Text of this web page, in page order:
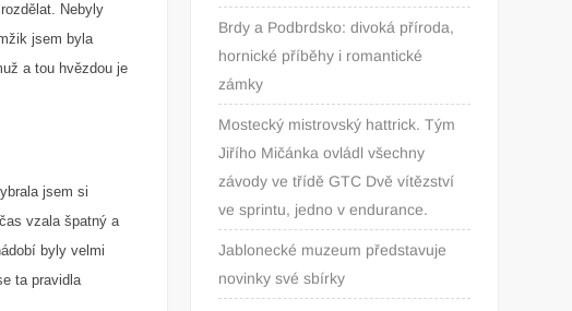
Nebyly
jsem byla
a tou hvězdou je
jsem si
vzala špatný a
byly velmi
ta pravidla
Brdy a Podbrdsko: divoká příroda,
hornické příběhy i romantické
zámky
Mostecký mistrovský hattrick. Tým
Jiřího Mičánka ovládl všechny
závody ve třídě GTC Dvě vítězství
ve sprintu, jedno v endurance.
Jablonecké muzeum představuje
novinky své sbírky